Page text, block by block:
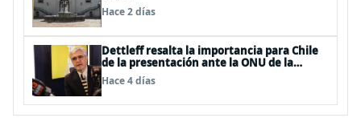
Hace 2 días
Dettleff resalta la importancia para Chile
de la presentación ante la ONU de la
Plataforma Continental Extendida del
Archipiélago Juan Fernández
Hace 4 días